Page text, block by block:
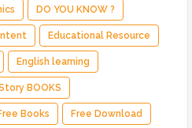
DO YOU KNOW ?
Educational Resource
English learning
BOOKS
Books Free Download